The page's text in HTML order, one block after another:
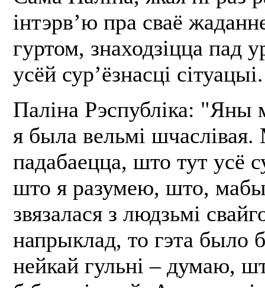
інтэрв’ю пра сваё
гуртом, знаходзіцца пад
усёй сур’ёзнасці сітуацыі.
Паліна Рэспубліка: "Яны
я была вельмі
падабаецца, што тут усё
што я разумею, што,
звязалася з людзьмі
напрыклад, то гэта было
нейкай гульні – думаю,